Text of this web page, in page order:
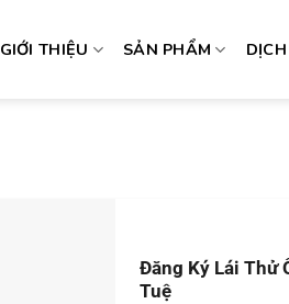
GIỚI THIỆU SẢN PHẨM
Đăng Ký Lái Thử
Tuệ